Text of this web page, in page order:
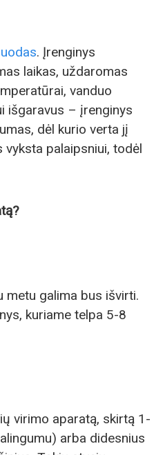
. Įrenginys
laikas, uždaromas
vanduo
išgaravus – įrenginys
dėl kurio verta jį
palaipsniui, todėl
metu galima bus išvirti.
kuriame telpa 5-8
virimo aparatą, skirtą 1-
arba didesnius